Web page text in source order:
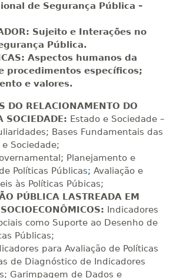
R$ 1.090,51
90dias
R$ 1.189,66
Matricular
90dias
Matricular
120 dias
Matricular
120dias
Matricular
120dias
Matricular
de Segurança Pública –
Sujeito e Interações no
Pública.
Aspectos humanos da
procedimentos específicos;
e valores.
DO RELACIONAMENTO DO
SOCIEDADE: Estado e Sociedade –
Bases Fundamentais das
e Sociedade;
Planejamento e
Políticas Públicas; Avaliação e
às Políticas Púbicas;
PÚBLICA LASTREADA EM
Indicadores
como Suporte ao Desenho de
Públicas;
para Avaliação de Políticas
de Diagnóstico de Indicadores
Garimpagem de Dados e